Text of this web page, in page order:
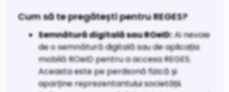
Cum să te pregătești pentru REGES?
Semnătură digitală sau ROeID:Ai nevoie
de o semnătură digitală sau de aplicația
mobilă ROeID pentru a accesa REGES.
Aceasta este pe perdsonă fizică și
aparține reprezentantului societății.